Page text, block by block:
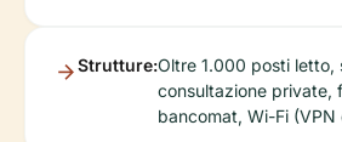
Strutture:Oltre 1.000 posti letto,
consultazione private,
bancomat, Wi-Fi (VPN